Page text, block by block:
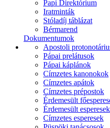
Papi Direktórium
Iratminták
Stóladíj táblázat
Bérmarend
Dokumentumok
Apostoli
Pápai prelátusok
Pápai káplánok
Címzetes kanonokok
Címzetes apátok
Címzetes prépostok
Érdemesült
Érdemesült esperesek
Címzetes esperesek